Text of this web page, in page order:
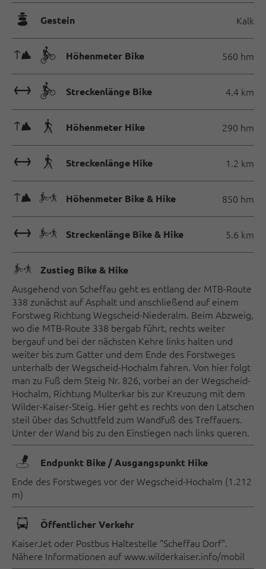
🞾 Gestein Kalk
🜏🄷 Höhenmeter Bike 560 hm
🔖🄷 Streckenlänge Bike 4.4 km
🜏🛬 Höhenmeter Hike 290 hm
🔖🛬 Streckenlänge Hike 1.2 km
🜏🅕 Höhenmeter Bike & Hike 850 hm
🔖🅕 Streckenlänge Bike & Hike 5.6 km
🅕 Zustieg Bike & Hike
Ausgehend von Scheffau geht es entlang der MTB-Route
338 zunächst auf Asphalt und anschließend auf einem
Forstweg Richtung Wegscheid-Niederalm. Beim Abzweig,
wo die MTB-Route 338 bergab führt, rechts weiter
bergauf und bei der nächsten Kehre links halten und
weiter bis zum Gatter und dem Ende des Forstweges
unterhalb der Wegscheid-Hochalm fahren. Von hier folgt
man zu Fuß dem Steig Nr. 826, vorbei an der Wegscheid-
Hochalm, Richtung Multerkar bis zur Kreuzung mit dem
Wilder-Kaiser-Steig. Hier geht es rechts von den Latschen
steil über das Schuttfeld zum Wandfuß des Treffauers.
Unter der Wand bis zu den Einstiegen nach links queren.
🖿 Endpunkt Bike / Ausgangspunkt Hike
Ende des Forstweges vor der Wegscheid-Hochalm (1.212
m)
🕞 Öffentlicher Verkehr
KaiserJet oder Postbus Haltestelle "Scheffau Dorf".
Nähere Informationen auf www.wilderkaiser.info/mobil